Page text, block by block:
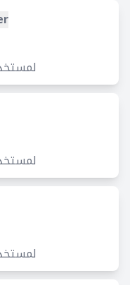
مالك المشروع
المهام والمهام
متابعون